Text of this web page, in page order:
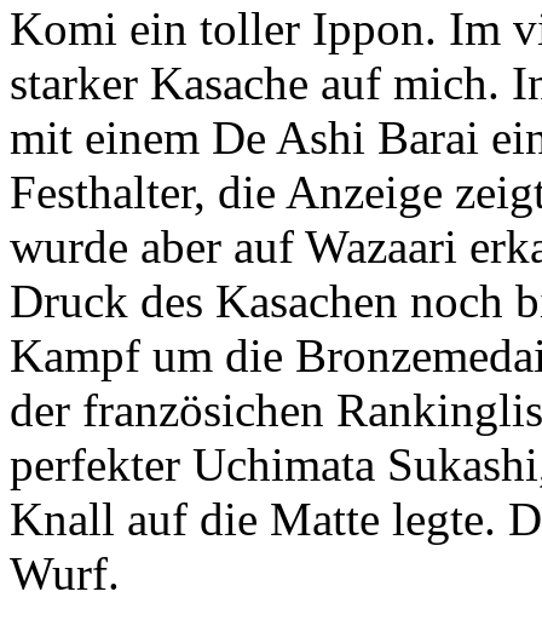
Komi ein toller Ippon. Im
starker Kasache auf mich.
mit einem De Ashi Barai
Festhalter, die Anzeige
wurde aber auf Wazaari
Druck des Kasachen noch
Kampf um die
der französichen
perfekter Uchimata
Knall auf die Matte legte.
Wurf.